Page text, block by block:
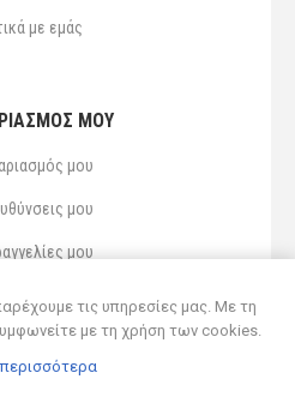
με εμάς
ΜΟΥ
μου
μου
μου
τις υπηρεσίες μας. Με τη
με τη χρήση των cookies.